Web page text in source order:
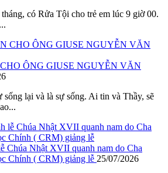
có Rửa Tội cho trẻ em lúc 9 giờ 00.
ÔNG GIUSE NGUYỄN VĂN
sống lại và là sự sống. Ai tin và Thầy, sẽ
Chúa Nhật XVII quanh nam do Cha
Chính ( CRM) giảng lễ 25/07/2026